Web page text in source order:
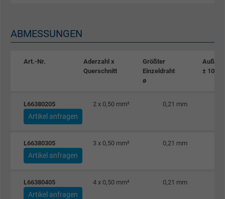
ABMESSUNGEN
Art.-Nr.
Aderzahl x
Querschnitt
Größter
Einzeldraht
ø
Außen-
± 10%
L66380205 2 x 0,50 mm² 0,21 mm
Artikel anfragen
L66380305 3 x 0,50 mm² 0,21 mm
Artikel anfragen
L66380405 4 x 0,50 mm² 0,21 mm
Artikel anfragen